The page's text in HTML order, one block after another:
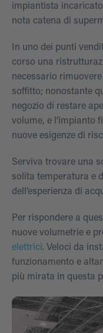
impiantista
nota catena di
In uno dei punti
corso una
necessario
soffitto; nonostante
negozio di restare
volume, e l’impianto
nuove esigenze di
Serviva trovare una
solita temperatura e
dell’esperienza di
Per rispondere a
nuove volumetrie e
elettrici. Veloci da
funzionamento e
più mirata in questa